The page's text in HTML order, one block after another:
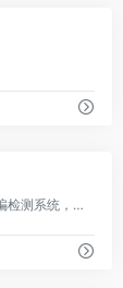
Certy AI: CertyAI是一个针对分类平台的反诈骗检测系统，确保用户安全。